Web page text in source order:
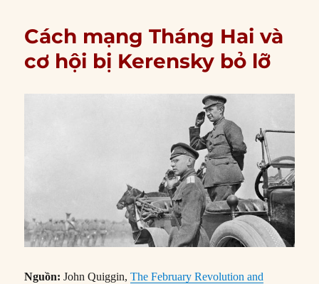
Cách mạng Tháng Hai và
cơ hội bị Kerensky bỏ lỡ
Nguồn: John Quiggin,The February Revolution and